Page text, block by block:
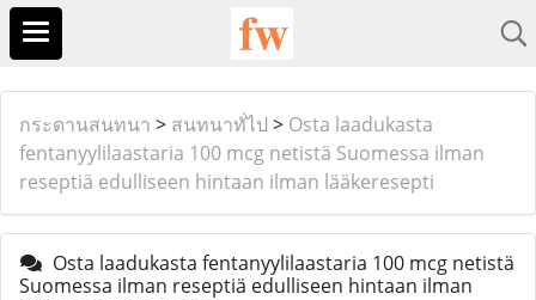
กระดานสนทนา > สนทนาทั่ไป > Osta laadukasta
fentanyylilaastaria 100 mcg netistä Suomessa ilman
reseptiä edulliseen hintaan ilman lääkeresepti
Osta laadukasta fentanyylilaastaria 100 mcg netistä
Suomessa ilman reseptiä edulliseen hintaan ilman